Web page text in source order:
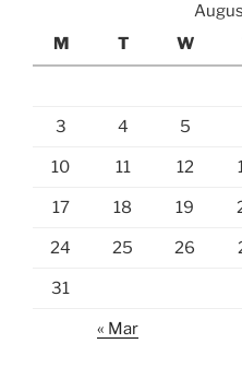
M
T W
3 4 5
10 11 12
17 18 19
24 25 26
31
« Mar